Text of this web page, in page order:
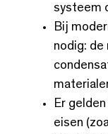
systeem
Bij
nodig: de
Er
eisen